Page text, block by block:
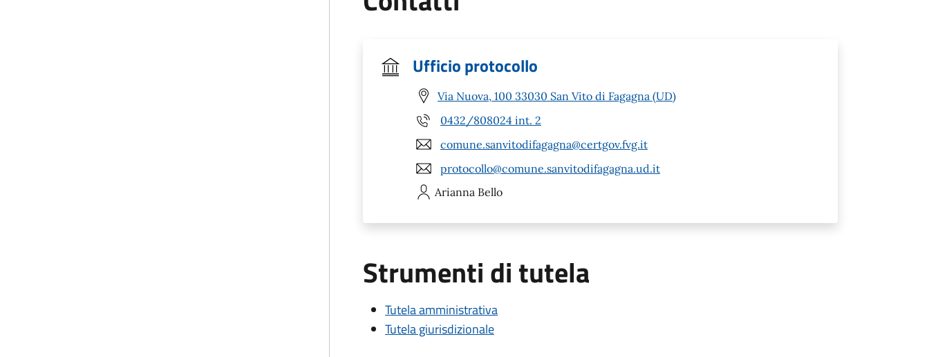
Ufficio protocollo
Via Nuova, 100 33030 San Vito di Fagagna (UD)
0432/808024 int. 2
comune.sanvitodifagagna@certgov.fvg.it
protocollo@comune.sanvitodifagagna.ud.it
Arianna Bello
Strumenti di tutela
Tutela amministrativa
Tutela giurisdizionale